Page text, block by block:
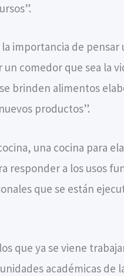
importancia de pensar
comedor que sea la
brinden alimentos
productos”.
una cocina para
responder a los usos
que se están
que ya se viene
académicas de